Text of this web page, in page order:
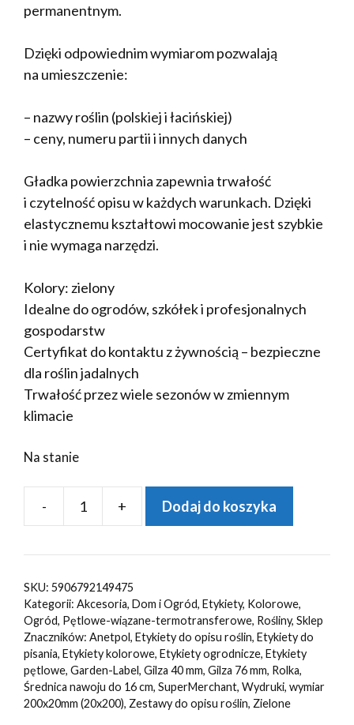
permanentnym.
Dzięki odpowiednim wymiarom pozwalają
na umieszczenie:
– nazwy roślin (polskiej i łacińskiej)
– ceny, numeru partii i innych danych
Gładka powierzchnia zapewnia trwałość
i czytelność opisu w każdych warunkach. Dzięki
elastycznemu kształtowi mocowanie jest szybkie
i nie wymaga narzędzi.
Kolory: zielony
Idealne do ogrodów, szkółek i profesjonalnych
gospodarstw
Certyfikat do kontaktu z żywnością – bezpieczne
dla roślin jadalnych
Trwałość przez wiele sezonów w zmiennym
klimacie
Na stanie
-
ilość
ogrodnicze/sadownicze
ZIELONE
200x20mm(20x200)
2000szt
+ Dodaj do koszyka
SKU: 5906792149475
Kategorii: Akcesoria, Dom i Ogród, Etykiety, Kolorowe,
Ogród, Pętlowe-wiązane-termotransferowe, Rośliny, Sklep
Znaczników: Anetpol, Etykiety do opisu roślin, Etykiety do
pisania, Etykiety kolorowe, Etykiety ogrodnicze, Etykiety
pętlowe, Garden-Label, Gilza 40 mm, Gilza 76 mm, Rolka,
Średnica nawoju do 16 cm, SuperMerchant, Wydruki, wymiar
200x20mm (20x200), Zestawy do opisu roślin, Zielone